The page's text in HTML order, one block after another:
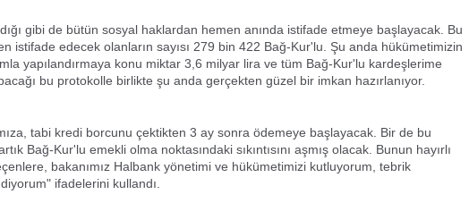
gibi de bütün sosyal haklardan hemen anında istifade etmeye başlayacak. Bu
istifade edecek olanların sayısı 279 bin 422 Bağ-Kur'lu. Şu anda hükümetimizin
yapılandırmaya konu miktar 3,6 milyar lira ve tüm Bağ-Kur'lu kardeşlerime
bu protokolle birlikte şu anda gerçekten güzel bir imkan hazırlanıyor.
tabi kredi borcunu çektikten 3 ay sonra ödemeye başlayacak. Bir de bu
Bağ-Kur'lu emekli olma noktasındaki sıkıntısını aşmış olacak. Bunun hayırlı
bakanımız Halbank yönetimi ve hükümetimizi kutluyorum, tebrik
ifadelerini kullandı.